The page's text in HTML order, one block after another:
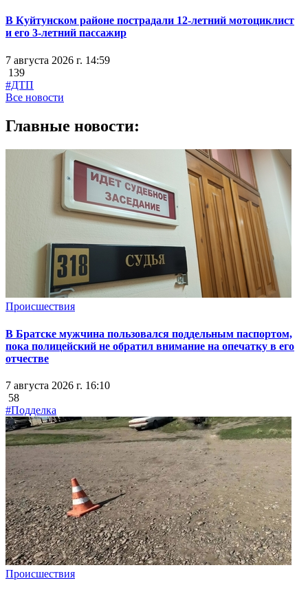
В Куйтунском районе пострадали 12-летний мотоциклист
и его 3-летний пассажир
7 августа 2026 г. 14:59
139
#ДТП
Все новости
Главные новости:
Происшествия
В Братске мужчина пользовался поддельным паспортом,
пока полицейский не обратил внимание на опечатку в его
отчестве
7 августа 2026 г. 16:10
58
#Подделка
Происшествия